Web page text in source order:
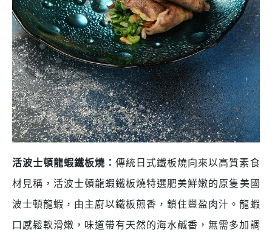
活波士頓龍蝦鐵板燒 ：傳統日式鐵板燒向來以高質素食
材見稱，活波士頓龍蝦鐵板燒特選肥美鮮嫩的原隻美國
波士頓龍蝦，由主廚以鐵板煎香，鎖住豐盈肉汁 。龍蝦
口感鬆軟滑嫩，味道帶有天然的海水鹹香，無需多加調